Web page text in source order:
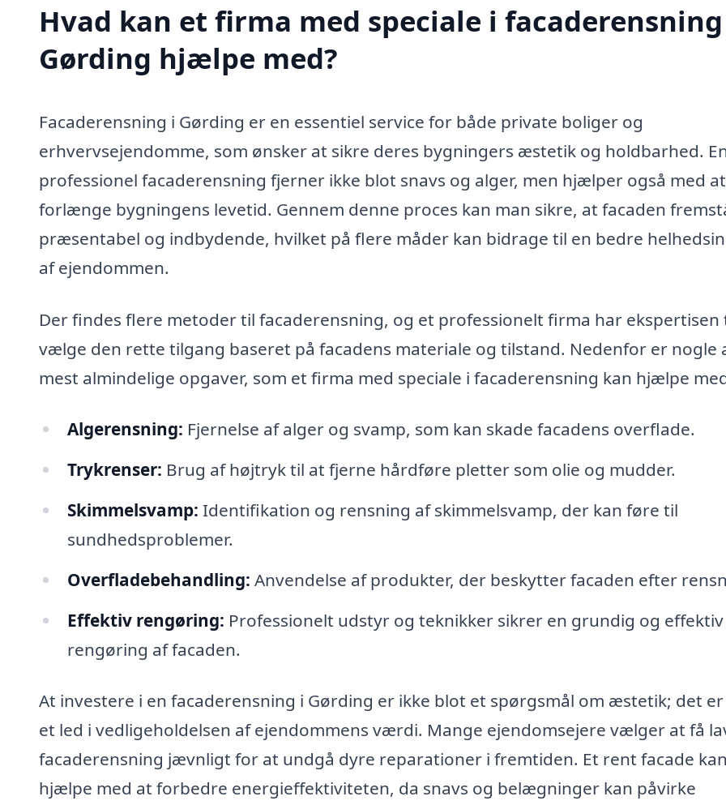
Hvad kan et firma med speciale i
Gørding hjælpe med?
Facaderensning i Gørding er en essentiel service for både private boliger og
erhvervsejendomme, som ønsker at sikre deres bygningers æstetik og holdbarhed.
professionel facaderensning fjerner ikke blot snavs og alger, men hjælper også med at
forlænge bygningens levetid. Gennem denne proces kan man sikre, at facaden
præsentabel og indbydende, hvilket på flere måder kan bidrage til en bedre
af ejendommen.
Der findes flere metoder til facaderensning, og et professionelt firma har ekspertisen
vælge den rette tilgang baseret på facadens materiale og tilstand. Nedenfor er nogle
mest almindelige opgaver, som et firma med speciale i facaderensning kan hjælpe
Algerensning: Fjernelse af alger og svamp, som kan skade facadens overflade.
Trykrenser: Brug af højtryk til at fjerne hårdføre pletter som olie og mudder.
Skimmelsvamp: Identifikation og rensning af skimmelsvamp, der kan føre til
sundhedsproblemer.
Overfladebehandling: Anvendelse af produkter, der beskytter facaden efter
Effektiv rengøring: Professionelt udstyr og teknikker sikrer en grundig og effektiv
rengøring af facaden.
At investere i en facaderensning i Gørding er ikke blot et spørgsmål om æstetik; det
et led i vedligeholdelsen af ejendommens værdi. Mange ejendomsejere vælger at få
facaderensning jævnligt for at undgå dyre reparationer i fremtiden. Et rent facade
hjælpe med at forbedre energieffektiviteten, da snavs og belægninger kan påvirke